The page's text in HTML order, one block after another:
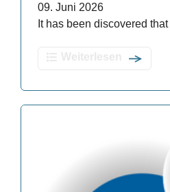
09. Juni 2026
It has been discovered